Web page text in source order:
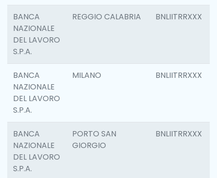
BANCA
NAZIONALE
DEL LAVORO
S.P.A.
REGGIO CALABRIA BNLIITRRXXX
BANCA
NAZIONALE
DEL LAVORO
S.P.A.
MILANO BNLIITRRXXX
BANCA
NAZIONALE
DEL LAVORO
S.P.A.
PORTO SAN
GIORGIO
BNLIITRRXXX